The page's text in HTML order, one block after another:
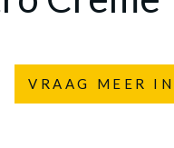
VRAAG MEER